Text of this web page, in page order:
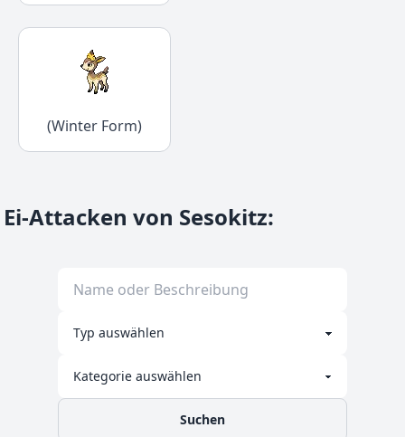
(Winter Form)
Ei-Attacken von Sesokitz:
Suchen